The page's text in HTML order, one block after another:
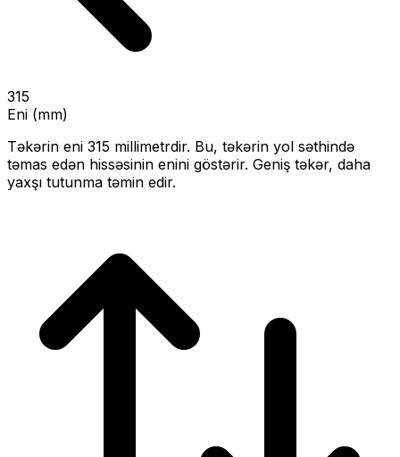
315
Eni (mm)
Təkərin eni 315 millimetrdir. Bu, təkərin yol səthində
təmas edən hissəsinin enini göstərir. Geniş təkər, daha
yaxşı tutunma təmin edir.